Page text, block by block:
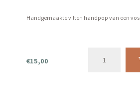
Handgemaakte vilten handpop van een vos.
€15,00